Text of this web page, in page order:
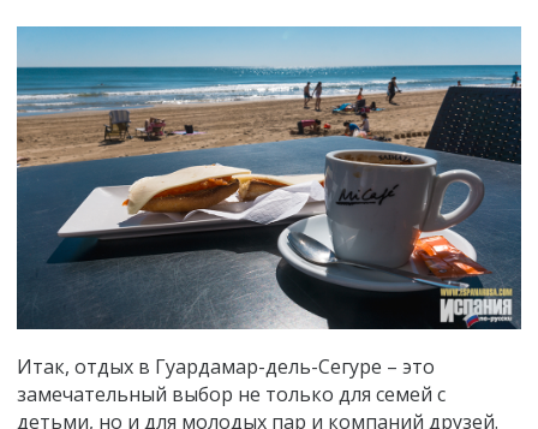
Итак, отдых в Гуардамар-дель-Сегуре – это
замечательный выбор не только для семей с
детьми, но и для молодых пар и компаний друзей.